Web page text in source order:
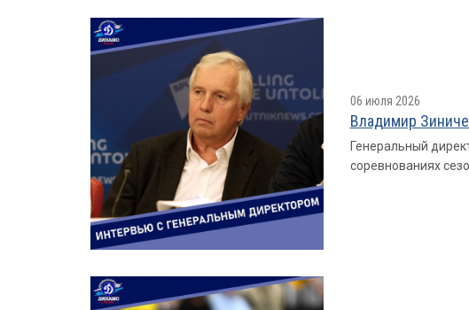
06 июля 2026
Владимир
Генеральный
соревнованиях